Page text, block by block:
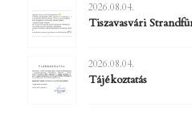
2026.08.04.
Tiszavasvári
2026.08.04.
Tájékoztatás